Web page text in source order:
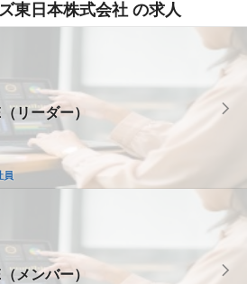
東日本株式会社 の求人
リーダー）
員
メンバー）